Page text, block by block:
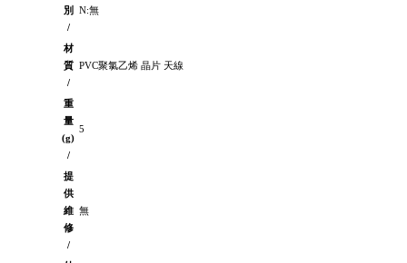
別
/
N:無
材
質
/
PVC聚氯乙烯 晶片 天線
重
量
(g)
/
5
提
供
維
修
/
無